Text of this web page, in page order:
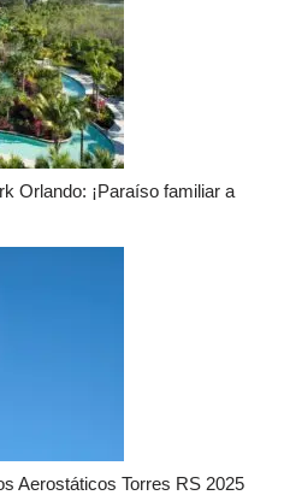
Orlando: ¡Paraíso familiar a
Aerostáticos Torres RS 2025